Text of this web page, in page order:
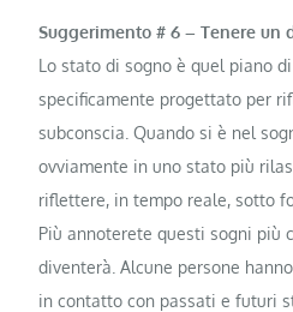
Suggerimento # 6 – Tenere un
Lo stato di sogno è quel piano
specificamente progettato per
subconscia. Quando si è nel
ovviamente in uno stato più
riflettere, in tempo reale, sotto
Più annoterete questi sogni più
diventerà. Alcune persone
in contatto con passati e futuri